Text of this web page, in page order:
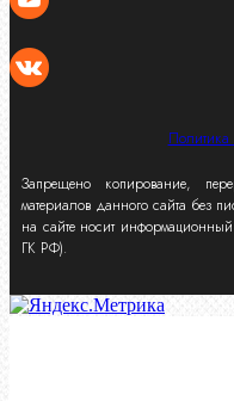
Политика
Запрещено копирование,
материалов данного сайта без
на сайте носит информационный
ГК РФ).